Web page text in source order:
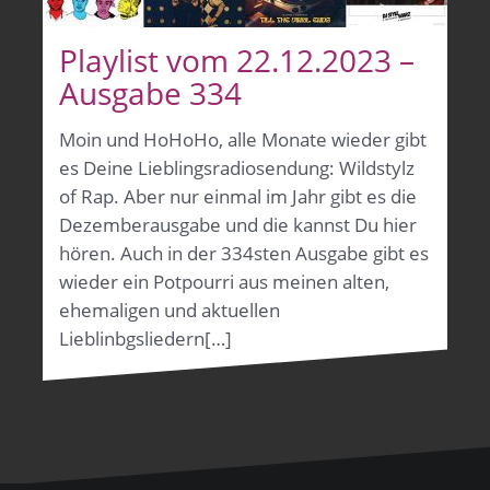
Playlist vom 22.12.2023 –
Ausgabe 334
Moin und HoHoHo, alle Monate wieder gibt
es Deine Lieblingsradiosendung: Wildstylz
of Rap. Aber nur einmal im Jahr gibt es die
Dezemberausgabe und die kannst Du hier
hören. Auch in der 334sten Ausgabe gibt es
wieder ein Potpourri aus meinen alten,
ehemaligen und aktuellen
Lieblinbgsliedern[…]